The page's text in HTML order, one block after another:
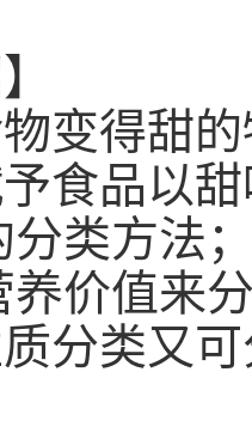
变得甜
食品以
分类方法
养价值来
分类又